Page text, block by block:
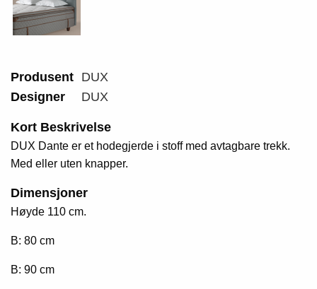
Produsent DUX
Designer
DUX
Kort Beskrivelse
DUX Dante er et hodegjerde i stoff med avtagbare trekk.
Med eller uten knapper.
Dimensjoner
Høyde 110 cm.
B: 80 cm
B: 90 cm